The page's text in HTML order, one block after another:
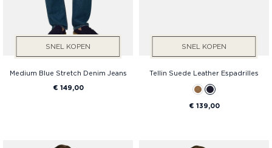
SNEL KOPEN
Medium Blue Stretch Denim Jeans
€ 149,00
SNEL KOPEN
Tellin Suede Leather Espadrilles
€ 139,00